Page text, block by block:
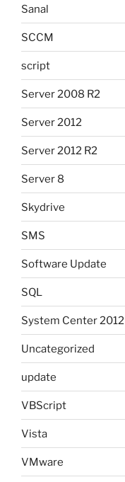
Sanal
SCCM
script
Server 2008 R2
Server 2012
Server 2012 R2
Server 8
Skydrive
SMS
Software Update
SQL
System Center 2012
Uncategorized
update
VBScript
Vista
VMware